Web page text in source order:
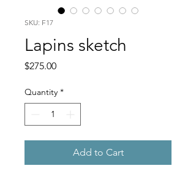
SKU: F17
Lapins sketch
$275.00Price
Quantity *
Add to Cart